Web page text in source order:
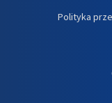
Polityka